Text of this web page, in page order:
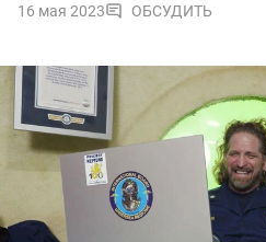
16 мая 2023 ОБСУДИТЬ